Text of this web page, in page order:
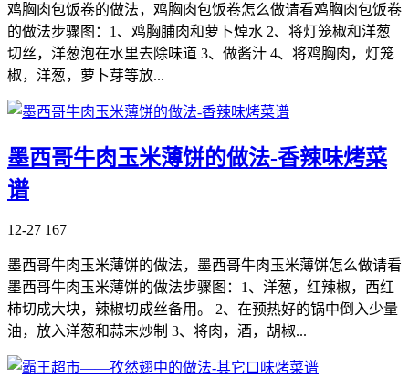
鸡胸肉包饭卷的做法，鸡胸肉包饭卷怎么做请看鸡胸肉包饭卷
的做法步骤图：1、鸡胸脯肉和萝卜焯水 2、将灯笼椒和洋葱
切丝，洋葱泡在水里去除味道 3、做酱汁 4、将鸡胸肉，灯笼
椒，洋葱，萝卜芽等放...
墨西哥牛肉玉米薄饼的做法-香辣味烤菜
谱
12-27 167
墨西哥牛肉玉米薄饼的做法，墨西哥牛肉玉米薄饼怎么做请看
墨西哥牛肉玉米薄饼的做法步骤图：1、洋葱，红辣椒，西红
柿切成大块，辣椒切成丝备用。 2、在预热好的锅中倒入少量
油，放入洋葱和蒜末炒制 3、将肉，酒，胡椒...